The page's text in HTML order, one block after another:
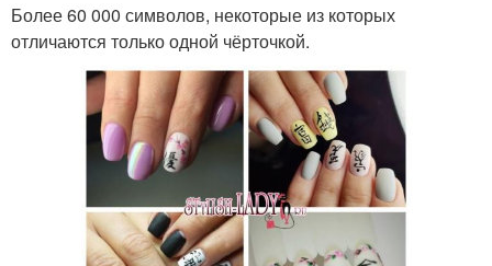
Более 60 000 символов, некоторые из которых
отличаются только одной чёрточкой.